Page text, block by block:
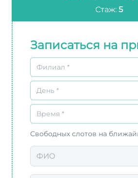
Стаж: 5
Записаться на
Филиал *
День *
Время *
Свободных слотов на